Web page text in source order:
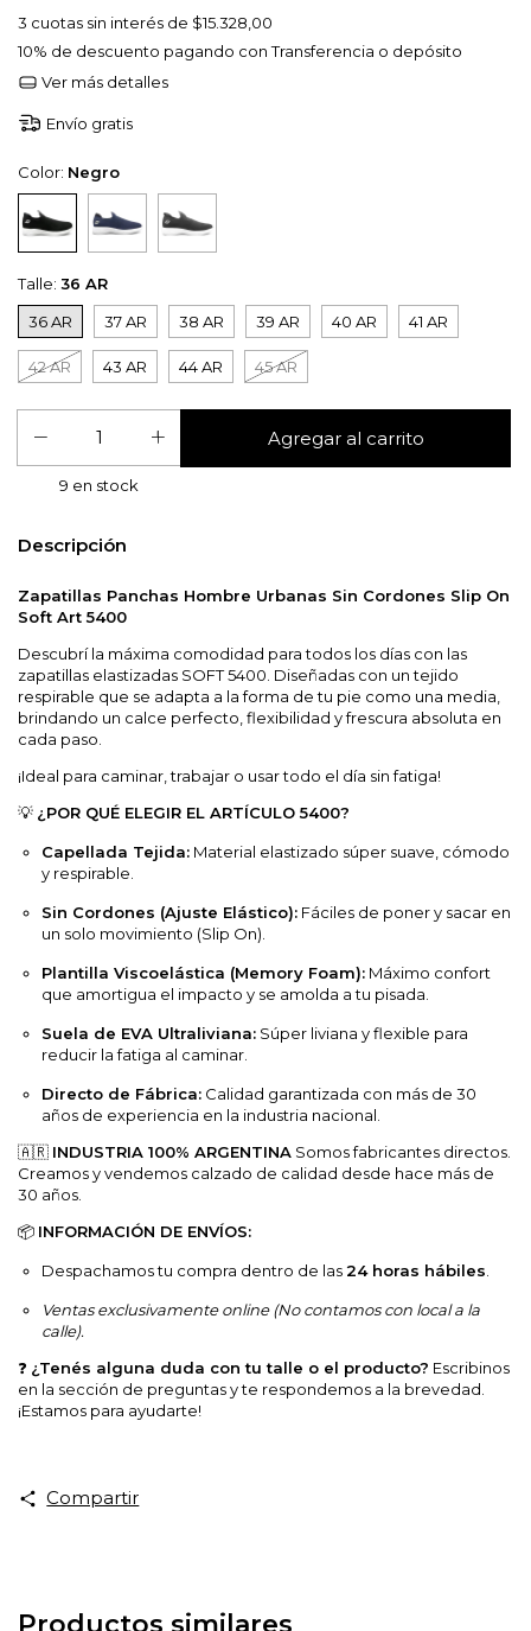
3 cuotas sin interés de $15.328,00
10% de descuento pagando con Transferencia o depósito
Ver más detalles
Envío gratis
Color: Negro
Talle: 36 AR
36 AR
37 AR 38 AR 39 AR 40 AR 41 AR
42 AR 43 AR 44 AR 45 AR
9 en stock
Descripción
Zapatillas Panchas Hombre Urbanas Sin Cordones Slip On
Soft Art 5400
Descubrí la máxima comodidad para todos los días con las
zapatillas elastizadas SOFT 5400. Diseñadas con un tejido
respirable que se adapta a la forma de tu pie como una media,
brindando un calce perfecto, flexibilidad y frescura absoluta en
cada paso.
¡Ideal para caminar, trabajar o usar todo el día sin fatiga!
💡 ¿POR QUÉ ELEGIR EL ARTÍCULO 5400?
Capellada Tejida: Material elastizado súper suave, cómodo
y respirable.
Sin Cordones (Ajuste Elástico): Fáciles de poner y sacar en
un solo movimiento (Slip On).
Plantilla Viscoelástica (Memory Foam): Máximo confort
que amortigua el impacto y se amolda a tu pisada.
Suela de EVA Ultraliviana: Súper liviana y flexible para
reducir la fatiga al caminar.
Directo de Fábrica: Calidad garantizada con más de 30
años de experiencia en la industria nacional.
🇦🇷 INDUSTRIA 100% ARGENTINA Somos fabricantes directos.
Creamos y vendemos calzado de calidad desde hace más de
30 años.
📦 INFORMACIÓN DE ENVÍOS:
Despachamos tu compra dentro de las24 horas hábiles
Ventas exclusivamente online (No contamos con local a la
calle).
❓ ¿Tenés alguna duda con tu talle o el producto? Escribinos
en la sección de preguntas y te respondemos a la brevedad.
¡Estamos para ayudarte!
Compartir
Productos similares